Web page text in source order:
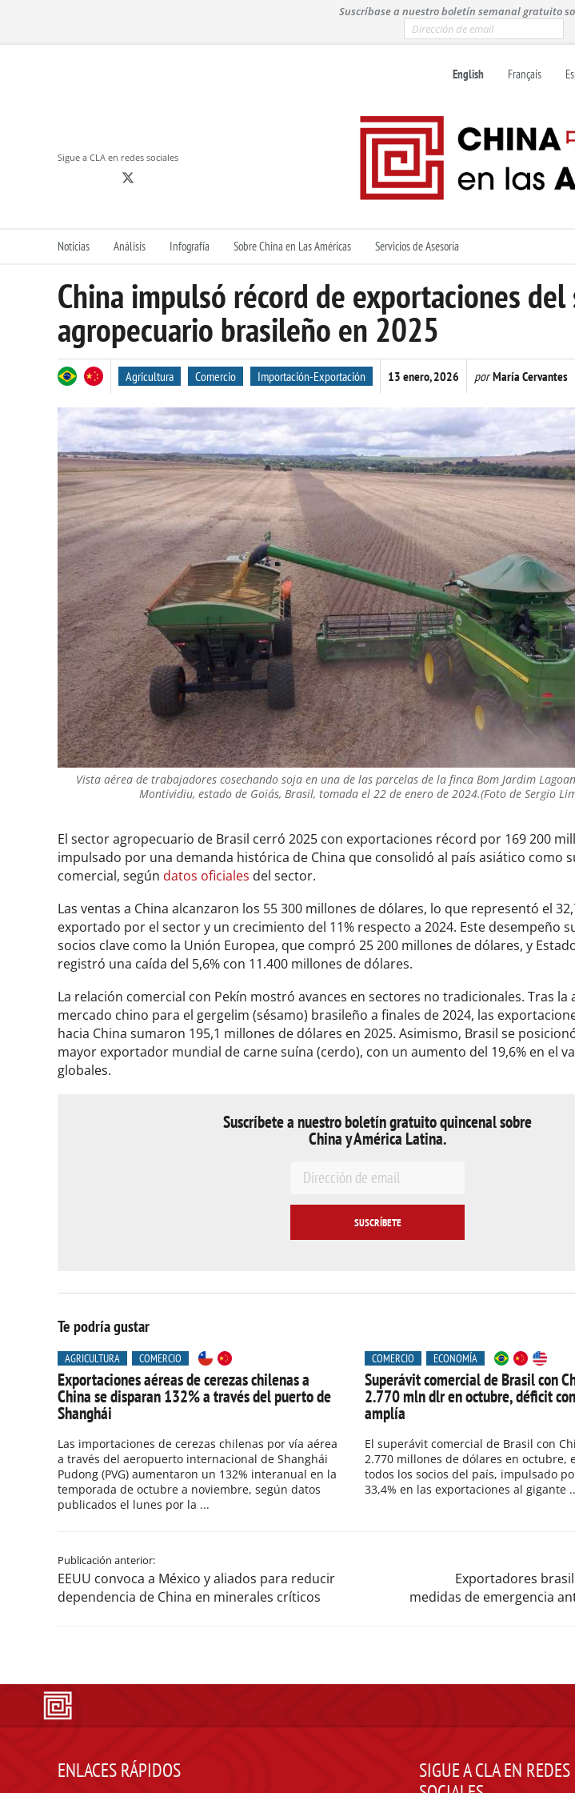
i
Suscríbase a nuestro boletín semanal gratuito
m
English Français
Sigue a CLA en redes sociales
Noticias Análisis Infografía Sobre China en Las Américas Servicios de Asesoría
China impulsó récord de exportaciones
agropecuario brasileño en 2025
Agricultura Comercio Importación-Exportación 13 enero, 2026 porMaría Cervantes
Vista aérea de trabajadores cosechando soja en una de las parcelas de la finca Bom Jardim
Montividiu, estado de Goiás, Brasil, tomada el 22 de enero de 2024.(Foto de Sergio
El sector agropecuario de Brasil cerró 2025 con exportaciones récord por 169 200
impulsado por una demanda histórica de China que consolidó al país asiático como
comercial, según datos oficiales del sector.
Las ventas a China alcanzaron los 55 300 millones de dólares, lo que representó el
exportado por el sector y un crecimiento del 11% respecto a 2024. Este desempeño
socios clave como la Unión Europea, que compró 25 200 millones de dólares, y
registró una caída del 5,6% con 11.400 millones de dólares.
La relación comercial con Pekín mostró avances en sectores no tradicionales. Tras la
mercado chino para el gergelim (sésamo) brasileño a finales de 2024, las
hacia China sumaron 195,1 millones de dólares en 2025. Asimismo, Brasil se
mayor exportador mundial de carne suína (cerdo), con un aumento del 19,6% en el
globales.
Suscríbete a nuestro boletín gratuito quincenal sobre
China y América Latina.
a
Te podría gustar
AGRICULTURA COMERCIO
Exportaciones aéreas de cerezas chilenas a
China se disparan 132% a través del puerto de
Shanghái
Las importaciones de cerezas chilenas por vía aérea
a través del aeropuerto internacional de Shanghái
Pudong (PVG) aumentaron un 132% interanual en la
temporada de octubre a noviembre, según datos
publicados el lunes por la ...
COMERCIO ECONOMÍA
Superávit comercial de Brasil con
2.770 mln dlr en octubre, déficit
amplía
El superávit comercial de Brasil con
2.770 millones de dólares en octubre,
todos los socios del país, impulsado
33,4% en las exportaciones al gigante
Publicación anterior:
EEUU convoca a México y aliados para reducir
dependencia de China en minerales críticos
Exportadores
medidas de emergencia
ENLACES RÁPIDOS
SIGUE A CLA EN REDES